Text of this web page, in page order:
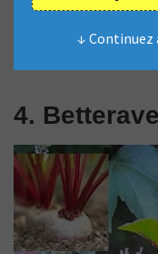
↓ Continuez
4.